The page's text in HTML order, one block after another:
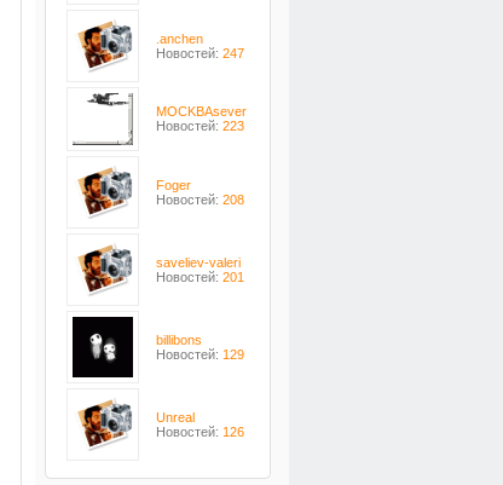
.anchen
Новостей: 247
MOCKBAsever
Новостей: 223
Foger
Новостей: 208
saveliev-valeri
Новостей: 201
billibons
Новостей: 129
Unreal
Новостей: 126